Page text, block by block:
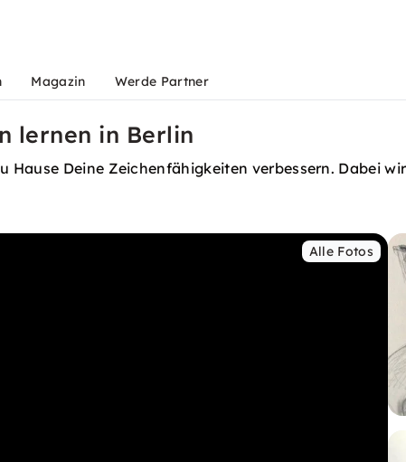
Magazin Werde Partner
lernen in Berlin
Hause Deine Zeichenfähigkeiten verbessern. Dabei
Alle Fotos